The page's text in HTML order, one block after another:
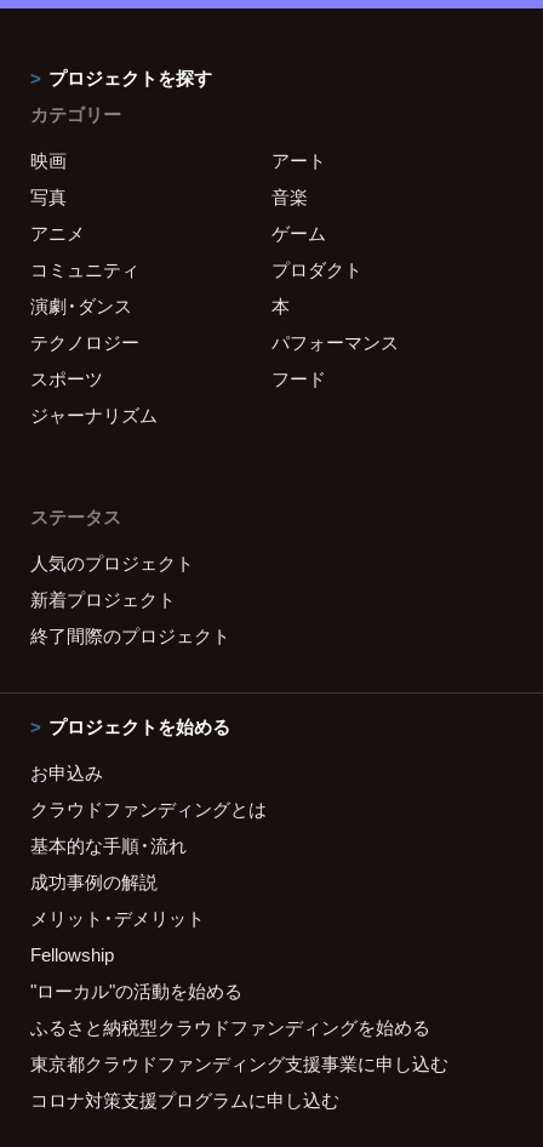
プロジェクトを探す
カテゴリー
映画
アート
写真
音楽
アニメ
ゲーム
コミュニティ
プロダクト
演劇・ダンス
本
テクノロジー
パフォーマンス
スポーツ
フード
ジャーナリズム
ステータス
人気のプロジェクト
新着プロジェクト
終了間際のプロジェクト
プロジェクトを始める
お申込み
クラウドファンディングとは
基本的な手順・流れ
成功事例の解説
メリット・デメリット
Fellowship
"ローカル"の活動を始める
ふるさと納税型クラウドファンディングを始める
東京都クラウドファンディング支援事業に申し込む
コロナ対策支援プログラムに申し込む